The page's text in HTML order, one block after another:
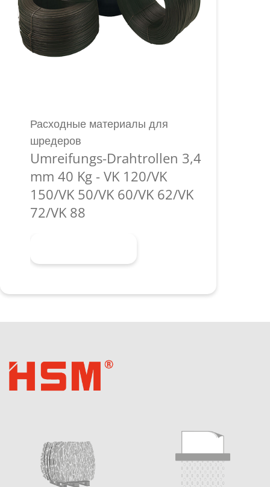
Расходные материалы для
шредеров
Umreifungs-Drahtrollen 3,4
mm 40 Kg - VK 120/VK
150/VK 50/VK 60/VK 62/VK
72/VK 88